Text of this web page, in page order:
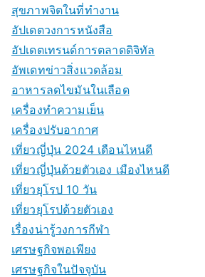
สุขภาพจิตในที่ทำงาน
อัปเดตวงการหนังสือ
อัปเดตเทรนด์การตลาดดิจิทัล
อัพเดทข่าวสิ่งแวดล้อม
อาหารลดไขมันในเลือด
เครื่องทำความเย็น
เครื่องปรับอากาศ
เที่ยวญี่ปุ่น 2024 เดือนไหนดี
เที่ยวญี่ปุ่นด้วยตัวเอง เมืองไหนดี
เที่ยวยุโรป 10 วัน
เที่ยวยุโรปด้วยตัวเอง
เรื่องน่ารู้วงการกีฬา
เศรษฐกิจพอเพียง
เศรษฐกิจในปัจจุบัน